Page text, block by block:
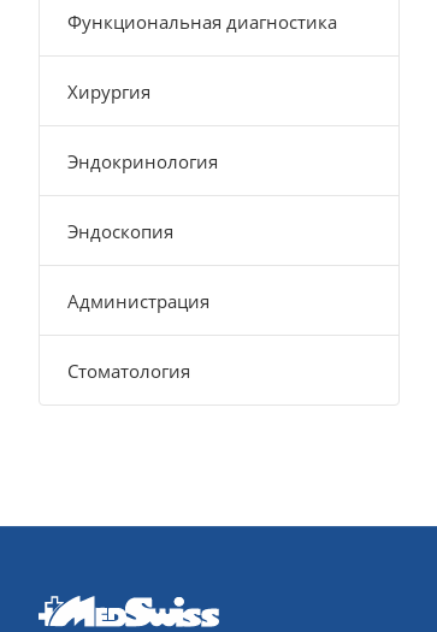
Функциональная диагностика
Хирургия
Эндокринология
Эндоскопия
Администрация
Стоматология